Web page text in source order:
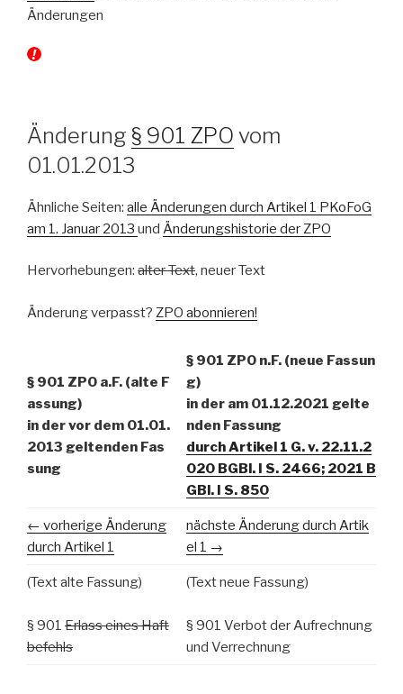
Änderungen
Änderung § 901 ZPO vom
01.01.2013
Ähnliche Seiten: alle Änderungen durch Artikel 1 PKoFoG
am 1. Januar 2013 und Änderungshistorie der ZPO
Hervorhebungen: alter Text, neuer Text
Änderung verpasst? ZPO abonnieren!
§ 901 ZPO a.F. (alte F
assung)
in der vor dem 01.01.
2013 geltenden Fas
sung
§ 901 ZPO n.F. (neue Fassun
g)
in der am 01.12.2021 gelte
nden Fassung
durch Artikel 1 G. v. 22.11.2
020 BGBl. I S. 2466; 2021 B
GBl. I S. 850
← vorherige Änderung
durch Artikel 1
nächste Änderung durch Artik
el 1 →
(Text alte Fassung)
§ 901 Erlass eines Haft
befehls
(Text neue Fassung)
§ 901 Verbot der Aufrechnung
und Verrechnung